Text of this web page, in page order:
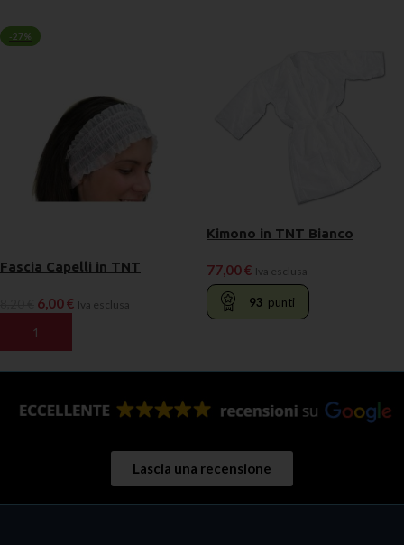
-27%
Fascia Capelli in TNT
6,00€ Iva esclusa
AGGIUNGI AL CARRELLO
Kimono in TNT Bianco
77,00€ Iva esclusa
93 punti
Lascia una recensione